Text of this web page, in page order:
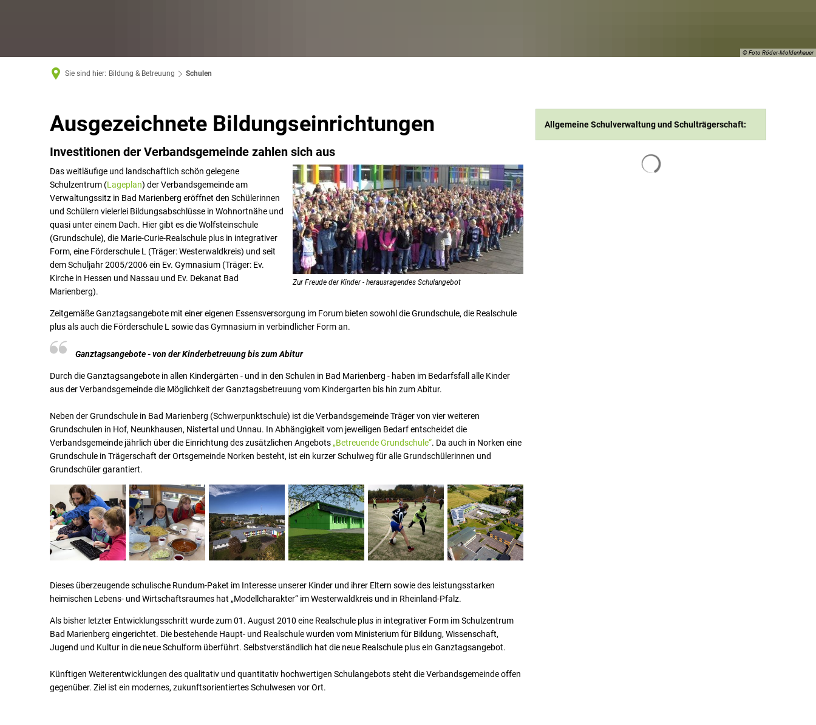
© Foto Röder-Moldenhauer
Sie sind hier: Bildung & Betreuung Schulen
SchulenAusgezeichnete Bildungseinrichtungen
Investitionen der Verbandsgemeinde zahlen sich aus
Zur Freude der Kinder - herausragendes Schulangebot
Das weitläufige und landschaftlich schön gelegene
Schulzentrum (Lageplan) der Verbandsgemeinde am
Verwaltungssitz in Bad Marienberg eröffnet den Schülerinnen
und Schülern vielerlei Bildungsabschlüsse in Wohnortnähe und
quasi unter einem Dach. Hier gibt es die Wolfsteinschule
(Grundschule), die Marie-Curie-Realschule plus in integrativer
Form, eine Förderschule L (Träger: Westerwaldkreis) und seit
dem Schuljahr 2005/2006 ein Ev. Gymnasium (Träger: Ev.
Kirche in Hessen und Nassau und Ev. Dekanat Bad
Marienberg).
Zeitgemäße Ganztagsangebote mit einer eigenen Essensversorgung im Forum bieten sowohl die Grundschule, die Realschule
plus als auch die Förderschule L sowie das Gymnasium in verbindlicher Form an.
Ganztagsangebote - von der Kinderbetreuung bis zum Abitur
Durch die Ganztagsangebote in allen Kindergärten - und in den Schulen in Bad Marienberg - haben im Bedarfsfall alle Kinder
aus der Verbandsgemeinde die Möglichkeit der Ganztagsbetreuung vom Kindergarten bis hin zum Abitur.
Neben der Grundschule in Bad Marienberg (Schwerpunktschule) ist die Verbandsgemeinde Träger von vier weiteren
Grundschulen in Hof, Neunkhausen, Nistertal und Unnau. In Abhängigkeit vom jeweiligen Bedarf entscheidet die
Verbandsgemeinde jährlich über die Einrichtung des zusätzlichen Angebots „Betreuende Grundschule“. Da auch in Norken eine
Grundschule in Trägerschaft der Ortsgemeinde Norken besteht, ist ein kurzer Schulweg für alle Grundschülerinnen und
Grundschüler garantiert.
Dieses überzeugende schulische Rundum-Paket im Interesse unserer Kinder und ihrer Eltern sowie des leistungsstarken
heimischen Lebens- und Wirtschaftsraumes hat „Modellcharakter“ im Westerwaldkreis und in Rheinland-Pfalz.
Als bisher letzter Entwicklungsschritt wurde zum 01. August 2010 eine Realschule plus in integrativer Form im Schulzentrum
Bad Marienberg eingerichtet. Die bestehende Haupt- und Realschule wurden vom Ministerium für Bildung, Wissenschaft,
Jugend und Kultur in die neue Schulform überführt. Selbstverständlich hat die neue Realschule plus ein Ganztagsangebot.
Künftigen Weiterentwicklungen des qualitativ und quantitativ hochwertigen Schulangebots steht die Verbandsgemeinde offen
gegenüber. Ziel ist ein modernes, zukunftsorientiertes Schulwesen vor Ort.
Allgemeine Schulverwaltung und Schulträgerschaft: